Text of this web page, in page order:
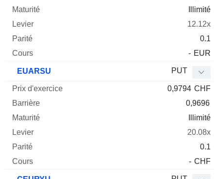
Illimité
12.12x
0.1
- EUR
EUARSU PUT
0,9794 CHF
0,9696
Illimité
20.08x
0.1
- CHF